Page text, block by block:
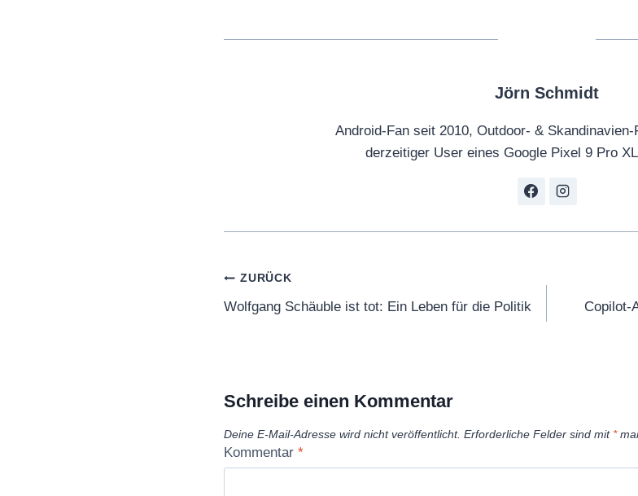
Jörn Schmidt
Android-Fan seit 2010, Outdoor- &
derzeitiger User eines Google Pixel 9 Pro
Beitragsnavigation
ZURÜCK
Wolfgang Schäuble ist tot: Ein Leben für die Politik
Copilot-
Schreibe einen Kommentar
Deine E-Mail-Adresse wird nicht veröffentlicht. Erforderliche Felder sind mit *
Kommentar *